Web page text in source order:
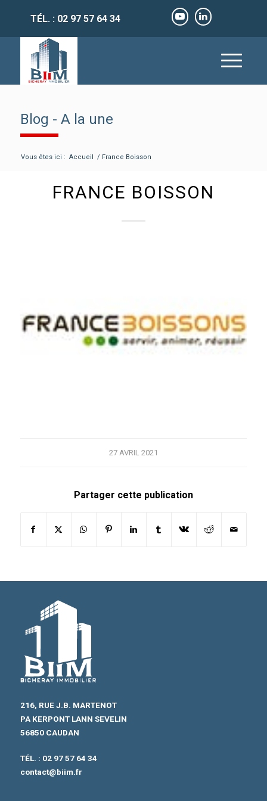
TÉL. : 02 97 57 64 34
Blog - A la une
Vous êtes ici : Accueil / France Boisson
FRANCE BOISSON
27 AVRIL 2021
Partager cette publication
216, RUE J.B. MARTENOT
PA KERPONT LANN SEVELIN
56850 CAUDAN
TÉL. : 02 97 57 64 34
contact@biim.fr